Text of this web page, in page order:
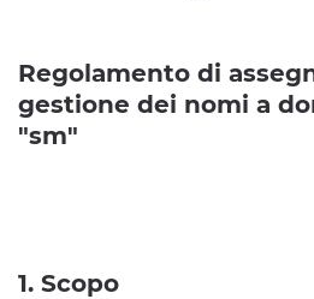
Regolamento di
gestione dei nomi a
"sm"
1. Scopo